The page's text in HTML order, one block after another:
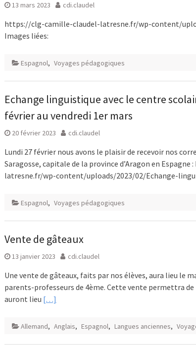
13 mars 2023 cdi.claudel
https://clg-camille-claudel-latresne.fr/wp-content/
Images liées:
Espagnol, Voyages pédagogiques
Echange linguistique avec le centre
février au vendredi 1er mars
20 février 2023 cdi.claudel
Lundi 27 février nous avons le plaisir de recevoir nos
Saragosse, capitale de la province d’Aragon en
latresne.fr/wp-content/uploads/2023/02/Echange-
Espagnol, Voyages pédagogiques
Vente de gâteaux
13 janvier 2023 cdi.claudel
Une vente de gâteaux, faits par nos élèves, aura lieu le
parents-professeurs de 4ème. Cette vente permettra de
auront lieu […]
Allemand, Anglais, Espagnol, Langues anciennes,